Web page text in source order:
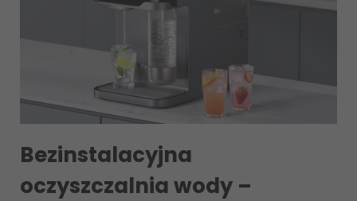
Bezinstalacyjna
oczyszczalnia wody –